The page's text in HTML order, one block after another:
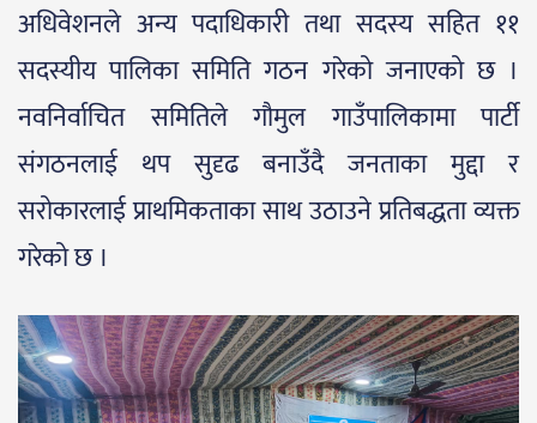
अधिवेशनले अन्य पदाधिकारी तथा सदस्य सहित ११
सदस्यीय पालिका समिति गठन गरेको जनाएको छ ।
नवनिर्वाचित समितिले गौमुल गाउँपालिकामा पार्टी
संगठनलाई थप सुदृढ बनाउँदै जनताका मुद्दा र
सरोकारलाई प्राथमिकताका साथ उठाउने प्रतिबद्धता व्यक्त
गरेको छ ।